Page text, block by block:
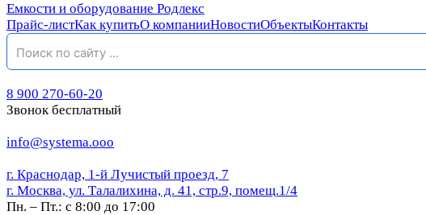
Емкости и оборудование Родлекс
Прайс-листКак купитьО компанииНовостиОбъектыКонтакты
8 900 270-60-20
Звонок бесплатный
info@systema.ooo
г. Краснодар, 1-й Лучистый проезд, 7
г. Москва, ул. Талалихина, д. 41, стр.9, помещ.1/4
Пн. – Пт.: с 8:00 до 17:00